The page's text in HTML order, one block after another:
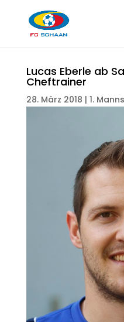
Lucas Eberle ab
Cheftrainer
28. März 2018 | 1.